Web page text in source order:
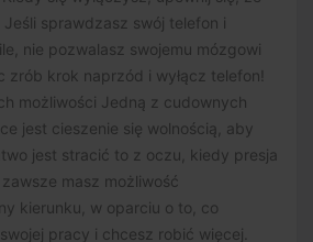
Jeśli sprawdzasz swój telefon i
nie pozwalasz swojemu mózgowi
zrób krok naprzód i wyłącz telefon!
możliwości Jedną z cudownych
jest cieszenie się wolnością, aby
jest stracić to z oczu, kiedy presja
masz możliwość
kierunku, w oparciu o to, co
pracy i chcesz robić więcej.